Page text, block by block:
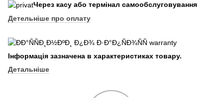
Через касу або термінал самообслуговування
Детельніше про оплату
Інформація зазначена в характеристиках товару.
Детальніше